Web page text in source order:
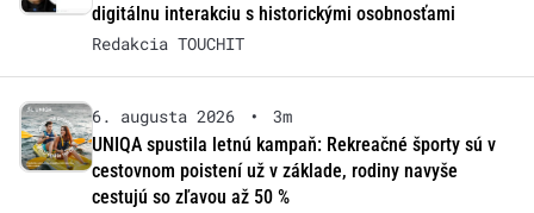
digitálnu interakciu s historickými osobnosťami
Redakcia TOUCHIT
6. augusta 2026 •
3m
UNIQA spustila letnú kampaň: Rekreačné športy sú v
cestovnom poistení už v základe, rodiny navyše
cestujú so zľavou až 50 %